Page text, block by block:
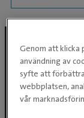
Följ oss i
Genom att klicka
användning av
syfte att
webbplatsen,
vår